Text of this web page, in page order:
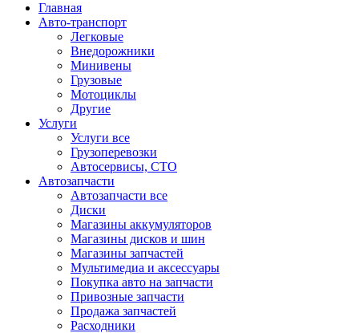
Главная
Авто-транспорт
Легковые
Внедорожники
Минивены
Грузовые
Мотоциклы
Другие
Услуги
Услуги все
Грузоперевозки
Автосервисы, СТО
Автозапчасти
Автозапчасти все
Диски
Магазины аккумуляторов
Магазины дисков и шин
Магазины запчастей
Мультимедиа и аксессуары
Покупка авто на запчасти
Привозные запчасти
Продажа запчастей
Расходники